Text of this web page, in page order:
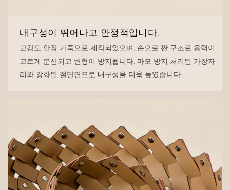
내구성이 뛰어나고 안정적입니다.
고강도 안장 가죽으로 제작되었으며, 손으로 짠 구조로 응력이
고르게 분산되고 변형이 방지됩니다. 마모 방지 처리된 가장자
리와 강화된 절단면으로 내구성을 더욱 높였습니다.